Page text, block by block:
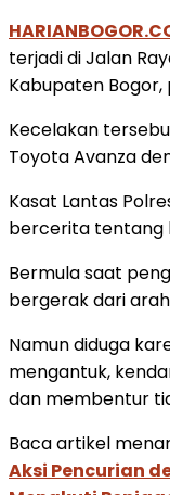
terjadi di Jalan
Kabupaten Bogor,
Kecelakan
Toyota Avanza
Kasat Lantas
bercerita tentang
Bermula saat
bergerak dari
Namun diduga
mengantuk,
dan membentur
Baca artikel
Aksi Pencurian